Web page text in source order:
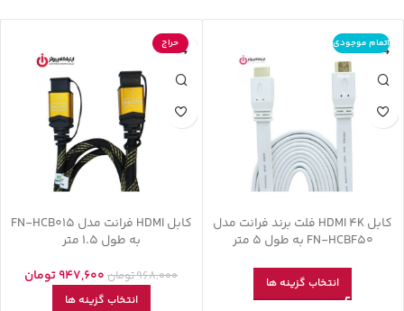
اتمام موجودی
کابل HDMI 4K فلت برند فرانت مدل
FN-HCBF50 به طول 5 متر
انتخاب گزینه ها
حراج
کابل HDMI فرانت مدل FN-HCB015
به طول 1.5 متر
968,000تومان 947,600تومان
انتخاب گزینه ها